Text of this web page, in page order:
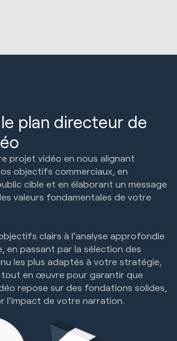
plan directeur de
projet vidéo en nous alignant
objectifs commerciaux, en
cible et en élaborant un message
valeurs fondamentales de votre
clairs à l'analyse approfondie
en passant par la sélection des
les plus adaptés à votre stratégie,
en œuvre pour garantir que
repose sur des fondations solides,
l'impact de votre narration.